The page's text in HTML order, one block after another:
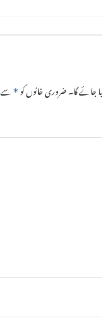
جائے گا۔ضروری خانوں کو* سے